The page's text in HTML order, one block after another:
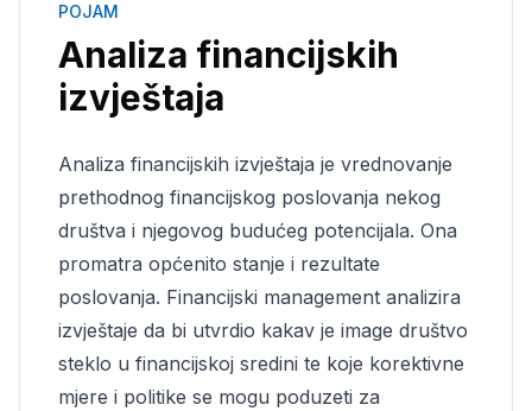
POJAM
Analiza financijskih
izvještaja
Analiza financijskih izvještaja je vrednovanje
prethodnog financijskog poslovanja nekog
društva i njegovog budućeg potencijala. Ona
promatra općenito stanje i rezultate
poslovanja. Financijski management analizira
izvještaje da bi utvrdio kakav je image društvo
steklo u financijskoj sredini te koje korektivne
mjere i politike se mogu poduzeti za